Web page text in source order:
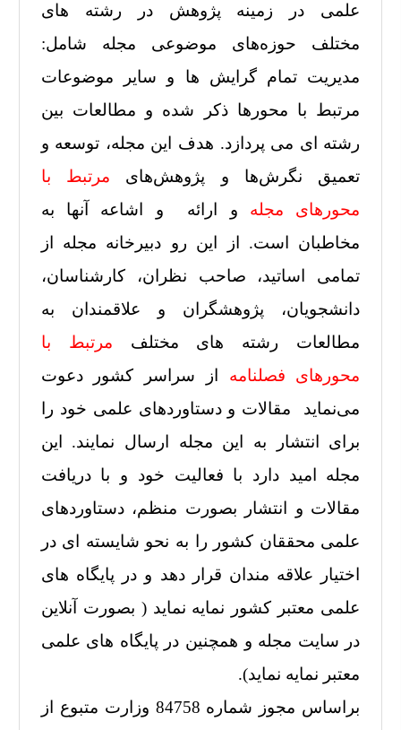
علمی در زمینه پژوهش در رشته های
مختلف
حوزه‌های موضوعی مجله شامل:
مدیریت تمام گرایش ها و سایر موضوعات
مرتبط با محورها ذکر شده و مطالعات بین
رشته ای می پردازد. هدف این مجله، توسعه و
تعمیق نگرش‌ها و پژوهش‌های مرتبط با
محورهای مجله و ارائه و اشاعه آنها به
مخاطبان است. از این رو دبیرخانه مجله از
تمامی اساتید، صاحب نظران، کارشناسان،
دانشجویان، پژوهشگران و علاقمندان به
مطالعات رشته های مختلف مرتبط با
محورهای فصلنامه از سراسر کشور دعوت
می‌نماید مقالات و دستاوردهای علمی خود را
برای انتشار به این مجله ارسال نمایند. این
مجله امید دارد با فعالیت خود و با دریافت
مقالات و انتشار بصورت منظم، دستاوردهای
علمی محققان کشور را به نحو شایسته ای در
اختیار علاقه مندان قرار دهد و در پایگاه های
علمی معتبر کشور نمایه نماید ( بصورت آنلاین
در سایت مجله و همچنین در پایگاه های علمی
معتبر نمایه نماید).
براساس مجوز شماره 84758 وزارت متبوع از